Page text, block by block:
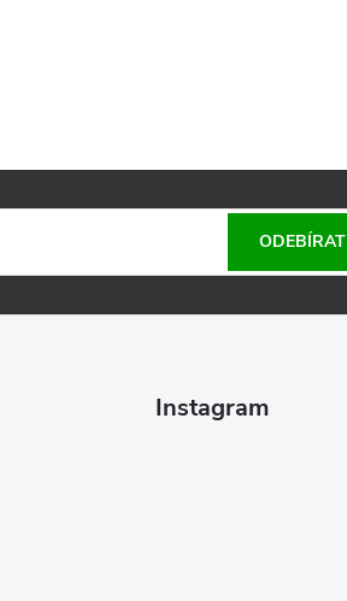
ODEBÍRAT
Instagram